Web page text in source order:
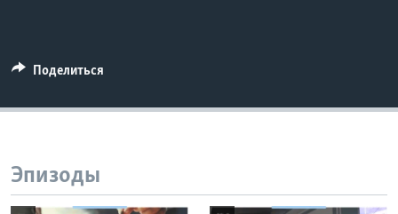
Поделиться
Эпизоды